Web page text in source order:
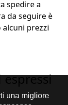
spedire a
da seguire è
prezzi